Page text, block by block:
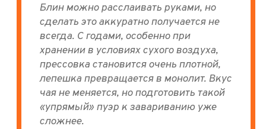
Блин можно расслаивать руками, но
сделать это аккуратно получается не
всегда. С годами, особенно при
хранении в условиях сухого воздуха,
прессовка становится очень плотной,
лепешка превращается в монолит. Вкус
чая не меняется, но подготовить такой
«упрямый» пуэр к завариванию уже
сложнее.